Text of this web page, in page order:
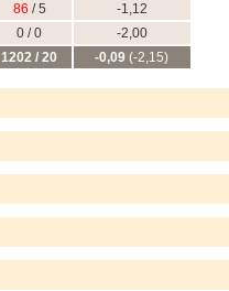
86 / 5
-1,12
0 / 0
-2,00
1202 / 20 -0,09 (-2,15)